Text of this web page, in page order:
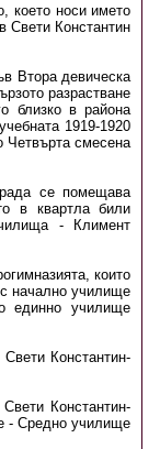
което носи името
Свети Константин
Втора девическа
разрастване
близко в района
1919-1920
Четвърта смесена
се помещава
в квартла били
- Климент
които
начално училище
единно училище
Константин-
Константин-
- Средно училище